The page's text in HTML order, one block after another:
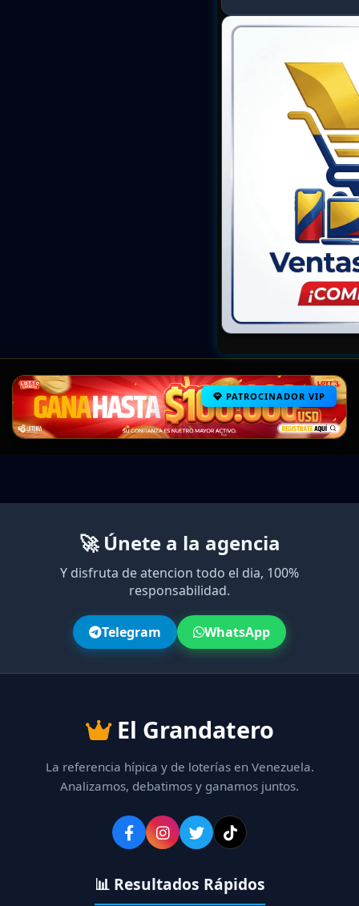
PATROCINADOR VIP
🚀 Únete a la agencia
Y disfruta de atencion todo el dia, 100%
responsabilidad.
Telegram WhatsApp
El Grandatero
La referencia hípica y de loterías en Venezuela.
Analizamos, debatimos y ganamos juntos.
📊 Resultados Rápidos